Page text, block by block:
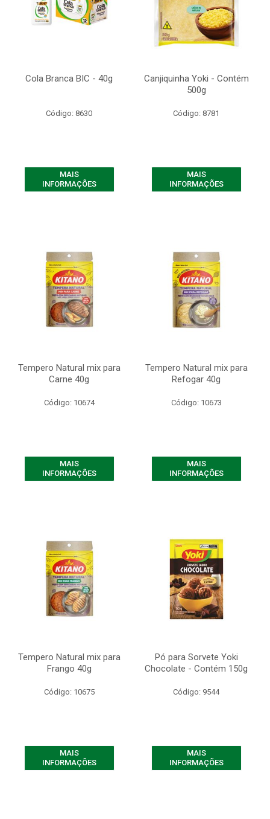
Cola Branca BIC - 40g
Código: 8630
MAIS
INFORMAÇÕES
Canjiquinha Yoki - Contém
500g
Código: 8781
MAIS
INFORMAÇÕES
Tempero Natural mix para
Carne 40g
Código: 10674
MAIS
INFORMAÇÕES
Tempero Natural mix para
Refogar 40g
Código: 10673
MAIS
INFORMAÇÕES
Tempero Natural mix para
Frango 40g
Código: 10675
MAIS
INFORMAÇÕES
Pó para Sorvete Yoki
Chocolate - Contém 150g
Código: 9544
MAIS
INFORMAÇÕES